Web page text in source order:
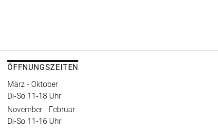
ÖFFNUNGSZEITEN
März - Oktober
Di-So 11-18 Uhr
November - Februar
Di-So 11-16 Uhr